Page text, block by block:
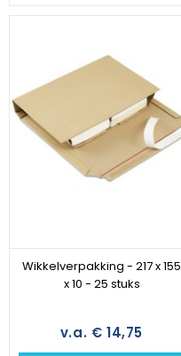
Wikkelverpakking - 217 x 155
x 10 - 25 stuks
v.a. € 14,75